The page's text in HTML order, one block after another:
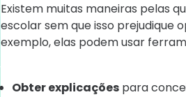
Existem muitas maneiras pelas
escolar sem que isso prejudique
exemplo, elas podem usar
Obter explicaçõespara